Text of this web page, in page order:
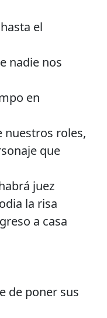
el
nadie nos
en
nuestros roles,
que
juez
la risa
a casa
de poner sus